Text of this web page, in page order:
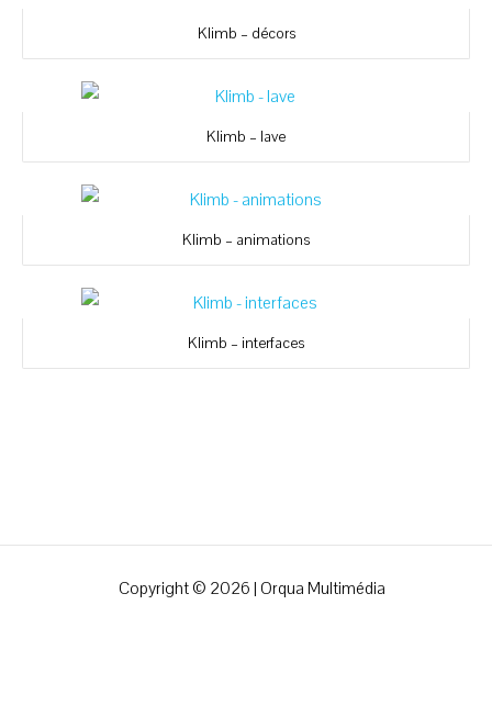
Klimb – décors
Klimb – lave
Klimb – animations
Klimb – interfaces
Copyright © 2026 | Orqua Multimédia